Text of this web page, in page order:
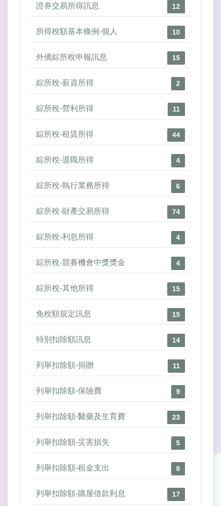
證券交易所得訊息 12
所得稅額基本條例-個人 10
外僑綜所稅申報訊息 15
綜所稅-薪資所得 2
綜所稅-營利所得 11
綜所稅-租賃所得 44
綜所稅-退職所得 4
綜所稅-執行業務所得 6
綜所稅-財產交易所得 74
綜所稅-利息所得 4
綜所稅-競賽機會中獎獎金 4
綜所稅-其他所得 15
免稅額規定訊息 15
特別扣除額訊息 14
列舉扣除額-捐贈 11
列舉扣除額-保險費 9
列舉扣除額-醫藥及生育費 23
列舉扣除額-災害損失 5
列舉扣除額-租金支出 8
列舉扣除額-購屋借款利息 17